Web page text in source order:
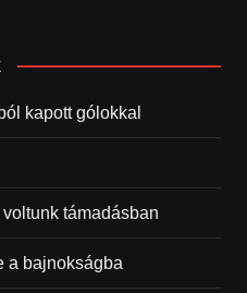
kapott gólokkal
támadásban
a bajnokságba